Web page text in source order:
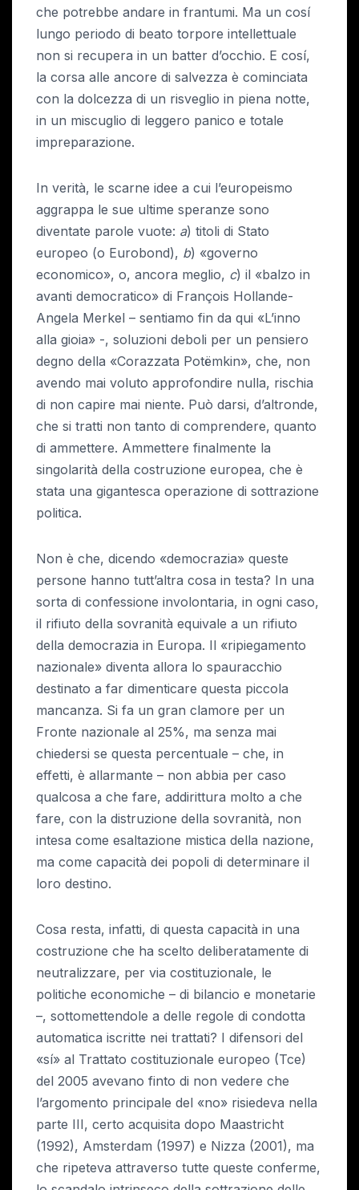
che potrebbe andare in frantumi. Ma un cosí
lungo periodo di beato torpore intellettuale
non si recupera in un batter d’occhio. E cosí,
la corsa alle ancore di salvezza è cominciata
con la dolcezza di un risveglio in piena notte,
in un miscuglio di leggero panico e totale
impreparazione.
In verità, le scarne idee a cui l’europeismo
aggrappa le sue ultime speranze sono
diventate parole vuote: a) titoli di Stato
europeo (o Eurobond), b) «governo
economico», o, ancora meglio, c) il «balzo in
avanti democratico» di François Hollande-
Angela Merkel – sentiamo fin da qui «L’inno
alla gioia» -, soluzioni deboli per un pensiero
degno della «Corazzata Potëmkin», che, non
avendo mai voluto approfondire nulla, rischia
di non capire mai niente. Può darsi, d’altronde,
che si tratti non tanto di comprendere, quanto
di ammettere. Ammettere finalmente la
singolarità della costruzione europea, che è
stata una gigantesca operazione di sottrazione
politica.
Non è che, dicendo «democrazia» queste
persone hanno tutt’altra cosa in testa? In una
sorta di confessione involontaria, in ogni caso,
il rifiuto della sovranità equivale a un rifiuto
della democrazia in Europa. Il «ripiegamento
nazionale» diventa allora lo spauracchio
destinato a far dimenticare questa piccola
mancanza. Si fa un gran clamore per un
Fronte nazionale al 25%, ma senza mai
chiedersi se questa percentuale – che, in
effetti, è allarmante – non abbia per caso
qualcosa a che fare, addirittura molto a che
fare, con la distruzione della sovranità, non
intesa come esaltazione mistica della nazione,
ma come capacità dei popoli di determinare il
loro destino.
Cosa resta, infatti, di questa capacità in una
costruzione che ha scelto deliberatamente di
neutralizzare, per via costituzionale, le
politiche economiche – di bilancio e monetarie
–, sottomettendole a delle regole di condotta
automatica iscritte nei trattati? I difensori del
«sí» al Trattato costituzionale europeo (Tce)
del 2005 avevano finto di non vedere che
l’argomento principale del «no» risiedeva nella
parte III, certo acquisita dopo Maastricht
(1992), Amsterdam (1997) e Nizza (2001), ma
che ripeteva attraverso tutte queste conferme,